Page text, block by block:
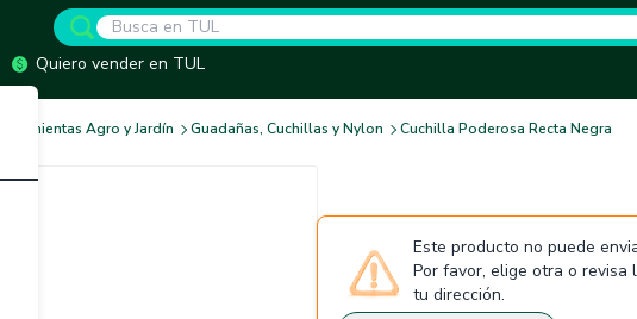
Quiero vender en TUL
Herramientas Agro y Jardín Guadañas, Cuchillas y Nylon Cuchilla Poderosa Recta Negra
Este producto no puede
Por favor, elige otra o revisa
tu dirección.